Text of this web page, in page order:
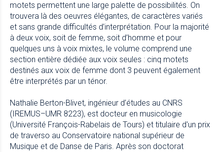
motets permettent une large palette de possibilités. On
trouvera là des oeuvres élégantes, de caractères variés
et sans grande difficultés d’interprétation. Pour la majorité
à deux voix, soit de femme, soit d’homme et pour
quelques uns à voix mixtes, le volume comprend une
section entière dédiée aux voix seules : cinq motets
destinés aux voix de femme dont 3 peuvent également
être interprétés par un ténor.
Nathalie Berton-Blivet, ingénieur d’études au CNRS
(IREMUS–UMR 8223), est docteur en musicologie
(Université François-Rabelais de Tours) et titulaire d'un prix
de traverso au Conservatoire national supérieur de
Musique et de Danse de Paris. Après son doctorat